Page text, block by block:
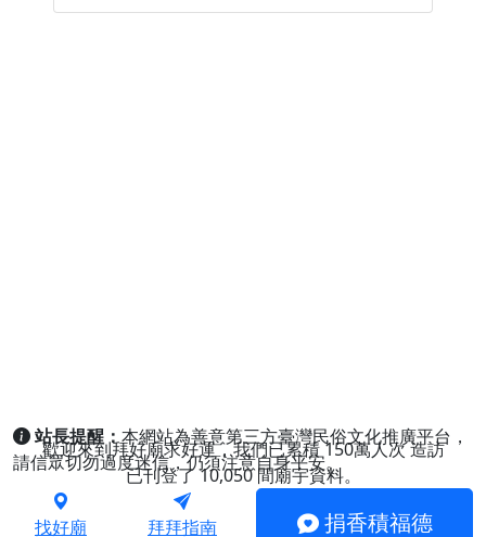
站長提醒：本網站為善意第三方臺灣民俗文化推廣平台，
請信眾切勿過度迷信，仍須注意自身平安。
歡迎來到拜好廟求好運，我們已累積150萬人次造訪
已刊登了10,050間廟宇資料。
找好廟 拜拜指南 捐香積福德